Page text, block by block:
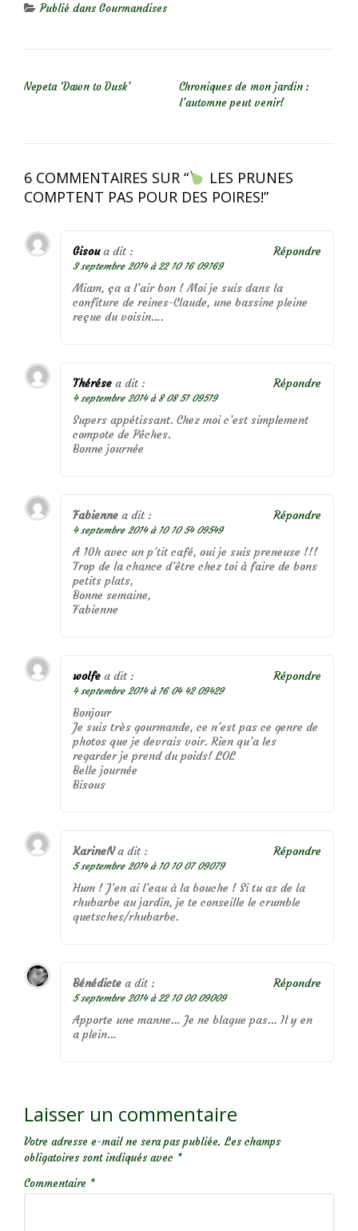
Publié dansGourmandises
Nepeta ‘Dawn to Dusk’
Chroniques de mon jardin :
l’automne peut venir!
6 COMMENTAIRES SUR “
LES PRUNES
COMPTENT PAS POUR DES POIRES!”
Gisou a dit :
3 septembre 2014 à 22 10 16 09169
Miam, ça a l’air bon ! Moi je suis dans la
confiture de reines-Claude, une bassine pleine
reçue du voisin….
Répondre
Thérése a dit :
4 septembre 2014 à 8 08 51 09519
Supers appétissant. Chez moi c’est simplement
compote de Pêches.
Bonne journée
Répondre
Fabienne a dit :
4 septembre 2014 à 10 10 54 09549
A 10h avec un p’tit café, oui je suis preneuse !!!
Trop de la chance d’être chez toi à faire de bons
petits plats,
Bonne semaine,
Fabienne
Répondre
wolfe a dit :
4 septembre 2014 à 16 04 42 09429
Bonjour
Je suis très gourmande, ce n’est pas ce genre de
photos que je devrais voir. Rien qu’a les
regarder je prend du poids! LOL
Belle journée
Bisous
Répondre
KarineN a dit :
5 septembre 2014 à 10 10 07 09079
Hum ! J’en ai l’eau à la bouche ! Si tu as de la
rhubarbe au jardin, je te conseille le crumble
quetsches/rhubarbe.
Répondre
Bénédicte a dit :
5 septembre 2014 à 22 10 00 09009
Apporte une manne… Je ne blague pas… Il y en
a plein…
Répondre
Laisser un commentaire
Votre adresse e-mail ne sera pas publiée. Les champs
obligatoires sont indiqués avec *
Commentaire *